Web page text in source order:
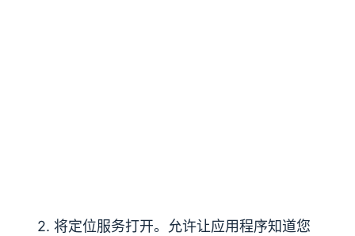
2. 将定位服务打开。允许让应用程序知道您